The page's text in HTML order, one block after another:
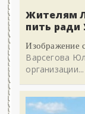
Жителям
пить ради
Изображение
Варсегова
организации...